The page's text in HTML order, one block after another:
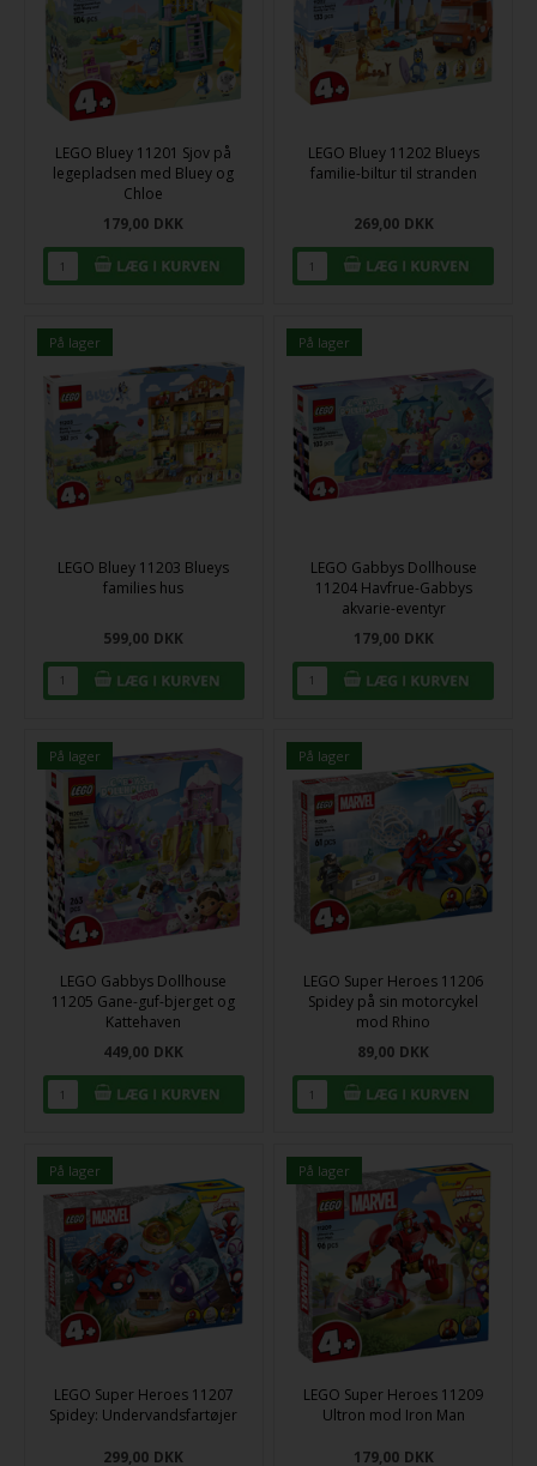
LEGO Bluey 11201 Sjov på
legepladsen med Bluey og
Chloe
179,00 DKK
LEGO Bluey 11202 Blueys
familie-biltur til stranden
269,00 DKK
På lager
LEGO Bluey 11203 Blueys
families hus
599,00 DKK
På lager
LEGO Gabbys Dollhouse
11204 Havfrue-Gabbys
akvarie-eventyr
179,00 DKK
På lager
LEGO Gabbys Dollhouse
11205 Gane-guf-bjerget og
Kattehaven
449,00 DKK
På lager
LEGO Super Heroes 11206
Spidey på sin motorcykel
mod Rhino
89,00 DKK
På lager
LEGO Super Heroes 11207
Spidey: Undervandsfartøjer
299,00 DKK
På lager
LEGO Super Heroes 11209
Ultron mod Iron Man
179,00 DKK